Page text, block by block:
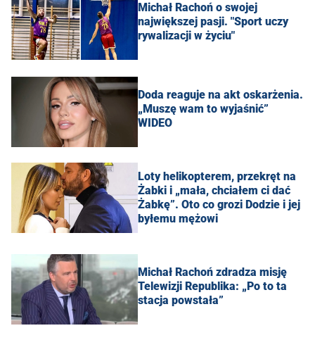
Michał Rachoń o swojej
największej pasji. "Sport uczy
rywalizacji w życiu"
Doda reaguje na akt oskarżenia.
„Muszę wam to wyjaśnić”
WIDEO
Loty helikopterem, przekręt na
Żabki i „mała, chciałem ci dać
Żabkę”. Oto co grozi Dodzie i jej
byłemu mężowi
Michał Rachoń zdradza misję
Telewizji Republika: „Po to ta
stacja powstała”